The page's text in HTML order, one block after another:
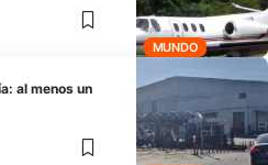
MUNDO
al menos un